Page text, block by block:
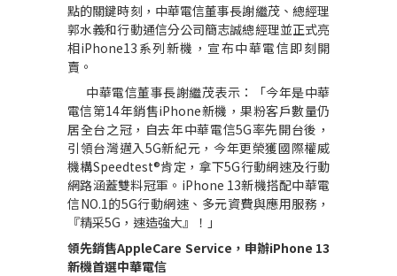
點的關鍵時刻，中華電信董事長謝繼茂、總經理
郭水義和行動通信分公司簡志誠總經理並正式亮
相iPhone13 系列新機，宣布中華電信即刻開
賣。
中華電信董事長謝繼茂表示：「今年是中華
電信第14年銷售iPhone新機，果粉客戶數量仍
居全台之冠，自去年中華電信5G率先開台後，
引領台灣邁入5G新紀元，今年更榮獲國際權威
機構Speedtest®肯定，拿下5G行動網速及行動
網路涵蓋雙料冠軍。 iPhone 13新機搭配中華電
信NO.1的5G行動網速、多元資費與應用服務，
『精采5G ，速造強大』！」
領先銷售AppleCare Service ，申辦iPhone 13
新機首選中華電信